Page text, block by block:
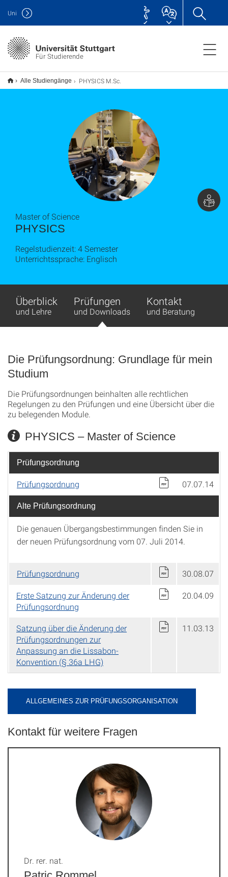
Für Studierende
Uni
Alle Studiengänge PHYSICS M.Sc.
PHYSICS
Master of Science
Regelstudienzeit: 4 Semester
Unterrichtssprache: Englisch
Überblick
und Lehre
Prüfungen
und Downloads
Kontakt
und Beratung
Die Prüfungsordnung: Grundlage für mein
Studium
Die Prüfungsordnungen beinhalten alle rechtlichen
Regelungen zu den Prüfungen und eine Übersicht über die
zu belegenden Module.
PHYSICS – Master of Science
Prüfungsordnung
Prüfungsordnung 07.07.14
Alte Prüfungsordnung
Die genauen Übergangsbestimmungen finden Sie in
der neuen Prüfungsordnung vom 07. Juli 2014.
Prüfungsordnung 30.08.07
Erste Satzung zur Änderung der
Prüfungsordnung
20.04.09
Satzung über die Änderung der
Prüfungsordnungen zur
Anpassung an die Lissabon-
Konvention (§ 36a LHG)
11.03.13
ALLGEMEINES ZUR PRÜFUNGSORGANISATION
Kontakt für weitere Fragen
Dr. rer. nat.